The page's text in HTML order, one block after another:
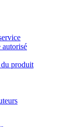
autorisé
produit